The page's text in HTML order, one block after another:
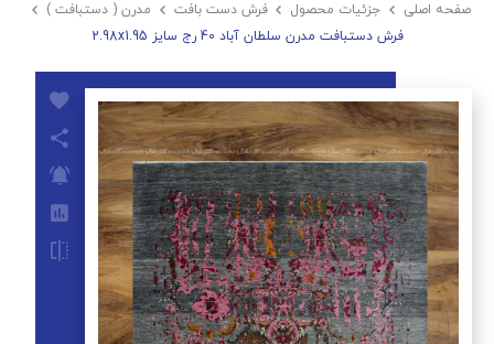
صفحه اصلی  جزئیات محصول  فرش دست بافت  مدرن ( دستبافت ) 
فرش دستبافت مدرن سلطان آباد 40 رج سایز 2.98x1.95